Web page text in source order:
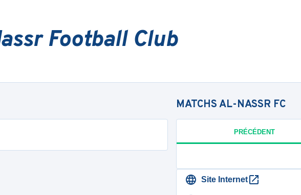
Football Club
MATCHSAL-NASSR FC
PRÉCÉDENT
Site Internet